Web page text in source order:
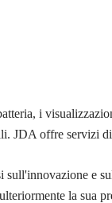
i
JDA offre servizi
sull'innovazione e
la sua